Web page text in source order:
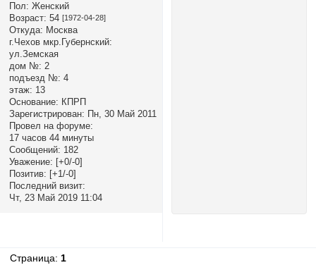
Пол: Женский
Возраст: 54 [1972-04-28]
Откуда: Москва
г.Чехов мкр.Губернский:
ул.Земская
дом №: 2
подъезд №: 4
этаж: 13
Основание: КПРП
Зарегистрирован: Пн, 30 Май 2011
Провел на форуме:
17 часов 44 минуты
Сообщений: 182
Уважение: [+0/-0]
Позитив: [+1/-0]
Последний визит:
Чт, 23 Май 2019 11:04
Страница: 1